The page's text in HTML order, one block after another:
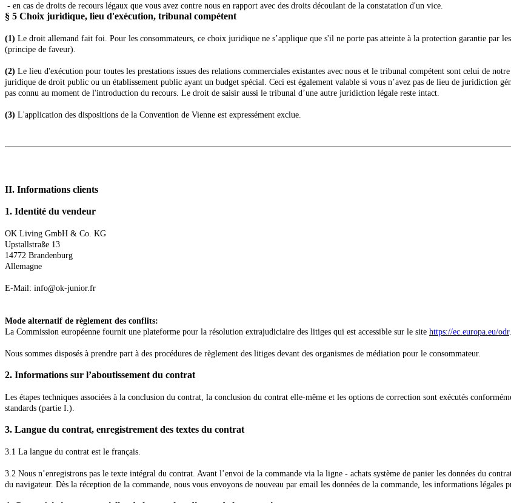
- en cas de droits de recours légaux que vous avez contre nous en rapport avec des droits découlant de la constatation d'un vice.
§ 5 Choix juridique, lieu d'exécution, tribunal compétent
(1) Le droit allemand fait foi. Pour les consommateurs, ce choix juridique ne s’applique que s'il ne porte pas atteinte à la protection garantie par
(principe de faveur).
(2) Le lieu d'exécution pour toutes les prestations issues des relations commerciales existantes avec nous et le tribunal compétent sont celui de
juridique de droit public ou un établissement public ayant un budget spécial. Ceci est également valable si vous n’avez pas de lieu de juridiction
pas connu au moment de l'introduction du recours. Le droit de saisir aussi le tribunal d’une autre juridiction légale reste intact.
(3) L'application des dispositions de la Convention de Vienne est expressément exclue.
II. Informations clients
1. Identité du vendeur
OK Living GmbH & Co. KG
Upstallstraße 13
14772 Brandenburg
Allemagne
E-Mail: info@ok-junior.fr
Mode alternatif de règlement des conflits:
La Commission européenne fournit une plateforme pour la résolution extrajudiciaire des litiges qui est accessible sur le site https://ec.europa.eu/odr.
Nous sommes disposés à prendre part à des procédures de règlement des litiges devant des organismes de médiation pour le consommateur.
2. Informations sur l’aboutissement du contrat
Les étapes techniques associées à la conclusion du contrat, la conclusion du contrat elle-même et les options de correction sont exécutés
standards (partie I.).
3. Langue du contrat, enregistrement des textes du contrat
3.1 La langue du contrat est le français.
3.2 Nous n’enregistrons pas le texte intégral du contrat. Avant l’envoi de la commande via la ligne - achats système de panier les données du
du navigateur. Dès la réception de la commande, nous vous envoyons de nouveau par email les données de la commande, les informations légales